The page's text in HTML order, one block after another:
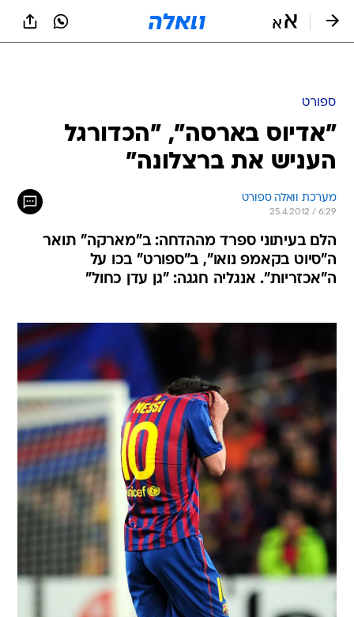
ספורט
"אדיוס בארסה", "הכדורגל
העניש את ברצלונה"
מערכת וואלה ספורט
25.4.2012 / 6:29
הלם בעיתוני ספרד מההדחה: ב"מארקה" תואר
ה"סיוט בקאמפ נואו", ב"ספורט" בכו על
ה"אכזריות". אנגליה חגגה: "גן עדן כחול"